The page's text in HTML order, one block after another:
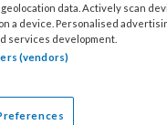
data. Actively scan
a device. Personalised
services development.
(vendors)